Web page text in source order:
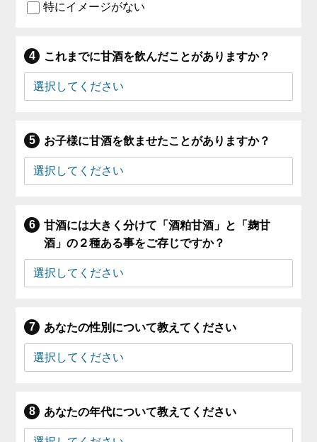
特にイメージがない
これまでに甘酒を飲んだことがありますか？
お子様に甘酒を飲ませたことがありますか？
甘酒には大きく分けて「酒粕甘酒」と「麹甘
酒」の２種ある事をご存じですか？
あなたの性別について教えてください
あなたの年代について教えてください